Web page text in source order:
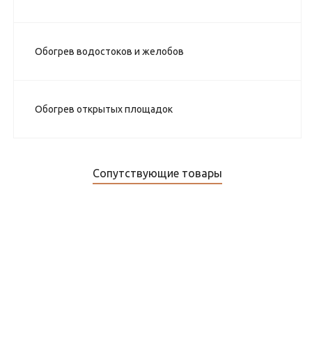
Обогрев водостоков и желобов
Обогрев открытых площадок
Сопутствующие товары